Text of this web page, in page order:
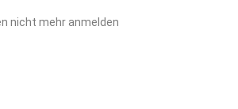
nicht mehr anmelden